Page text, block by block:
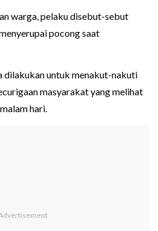
warga, pelaku disebut-sebut
pocong saat
dilakukan untuk menakut-nakuti
masyarakat yang melihat
hari.